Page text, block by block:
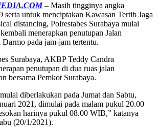
– Masih tingginya angka
serta untuk menciptakan Kawasan Tertib Jaga
distancing, Polrestabes Surabaya mulai
menerapkan penutupan Jalan
pada jam-jam tertentu.
Surabaya, AKBP Teddy Candra
penutupan di dua ruas jalan
bersama Pemkot Surabaya.
diberlakukan pada Jumat dan Sabtu,
2021, dimulai pada malam pukul 20.00
harinya pukul 08.00 WIB,” katanya
(20/1/2021).